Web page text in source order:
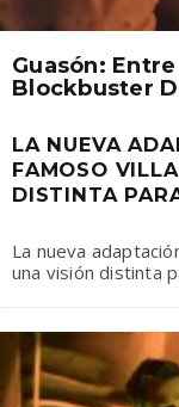
Guasón:
Blockbuster
LA NUEVA
FAMOSO
DISTINTA
La nueva
una visión distinta